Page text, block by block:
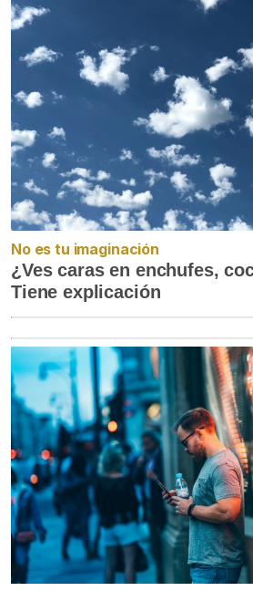
No es tu imaginación
¿Ves caras en enchufes,
Tiene explicación